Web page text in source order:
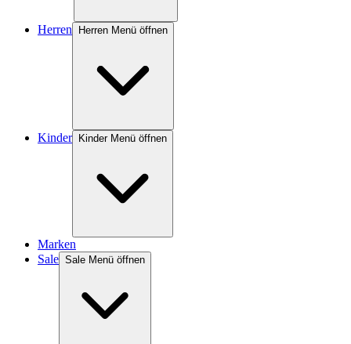
Herren Herren Menü öffnen
Kinder Kinder Menü öffnen
Marken
Sale Sale Menü öffnen